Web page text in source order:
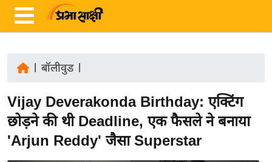
ज़ा
ख
ब
र
बॉलीवुड|
Vijay Deverakonda Birthday: एक्टिंग
छोड़ने की थी Deadline, एक फैसले ने बनाया
'Arjun Reddy' जैसा Superstar